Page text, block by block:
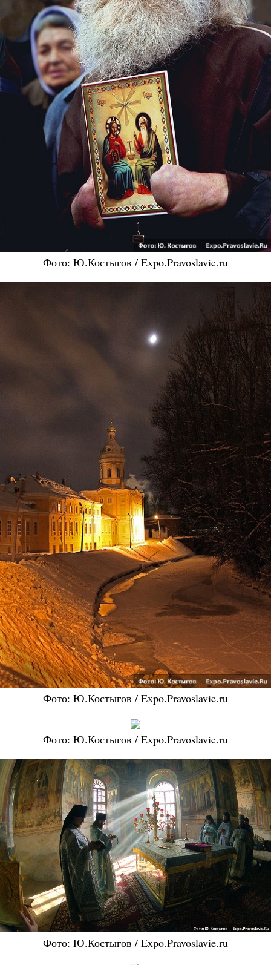
Фото: Ю.Костыгов / Expo.Pravoslavie.ru
Фото: Ю.Костыгов / Expo.Pravoslavie.ru
Фото: Ю.Костыгов / Expo.Pravoslavie.ru
Фото: Ю.Костыгов / Expo.Pravoslavie.ru